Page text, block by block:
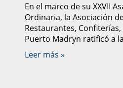
En el marco de su XXVII
Ordinaria, la Asociación
Restaurantes,
Puerto Madryn ratificó a
Leer más »